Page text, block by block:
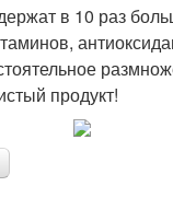
в 10 раз
продукт!